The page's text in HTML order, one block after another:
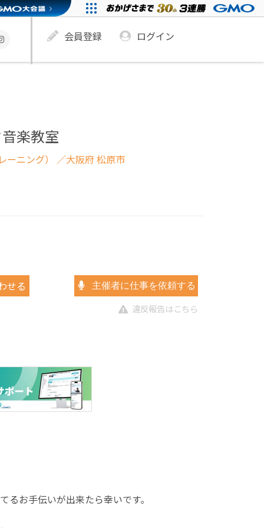
会員登録 ログイン
楽教室
ニング） ／大阪府 松原市
せる 主催者に仕事を依頼する
違反報告はこちら
お手伝いが出来たら幸いです。